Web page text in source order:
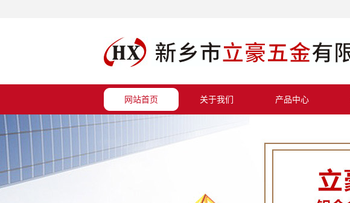
网站首页 关于我们 产品中心